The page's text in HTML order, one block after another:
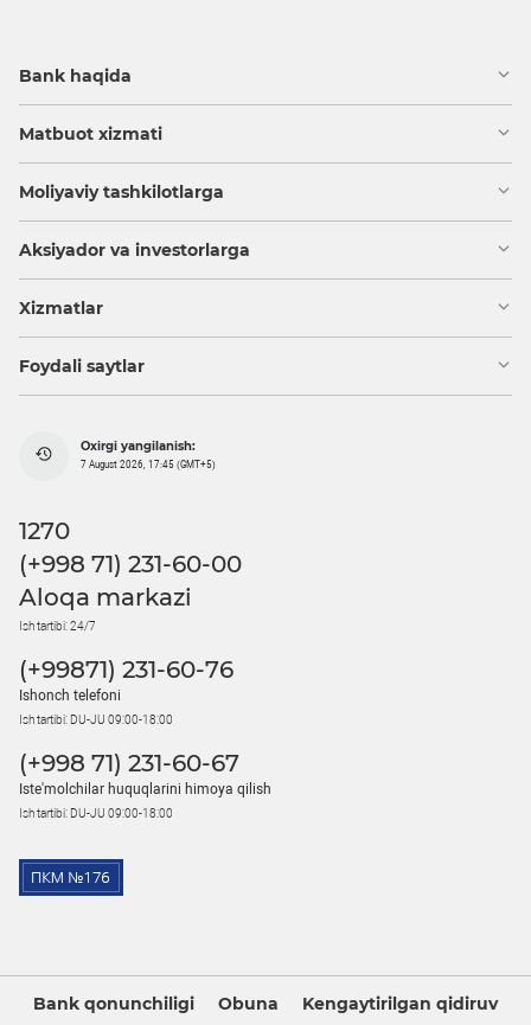
Bank haqida
Matbuot xizmati
Moliyaviy tashkilotlarga
Aksiyador va investorlarga
Xizmatlar
Foydali saytlar
Oxirgi yangilanish:
7 August 2026, 17:45 (GMT+5)
1270
(+998 71) 231-60-00
Aloqa markazi
Ish tartibi: 24/7
(+99871) 231-60-76
Ishonch telefoni
Ish tartibi: DU-JU 09:00-18:00
(+998 71) 231-60-67
Iste'molchilar huquqlarini himoya qilish
Ish tartibi: DU-JU 09:00-18:00
Bank qonunchiligi Obuna Kengaytirilgan qidiruv